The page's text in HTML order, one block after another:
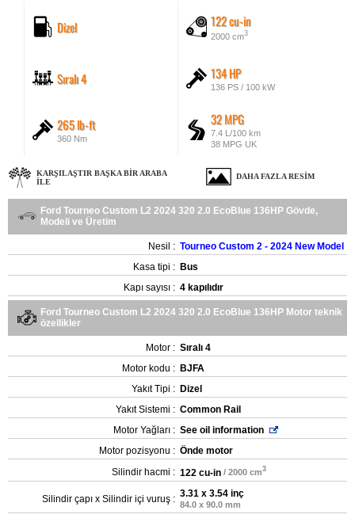
Dizel 122 cu-in
2000 cm3
Sıralı 4 134 HP
136 PS / 100 kW
265 lb-ft
360 Nm
32 MPG
7.4 L/100 km
38 MPG UK
KARŞILAŞTIR BAŞKA BIR ARABA
ILE
DAHA FAZLA RESIM
Ford Tourneo Custom L2 2024 320 2.0 EcoBlue 136HP Gövde,
Modeli ve Üretim
Nesil : Tourneo Custom 2 - 2024 New Model
Kasa tipi : Bus
Kapı sayısı : 4 kapılıdır
Ford Tourneo Custom L2 2024 320 2.0 EcoBlue 136HP Motor teknik
özellikler
Motor : Sıralı 4
Motor kodu : BJFA
Yakıt Tipi : Dizel
Yakıt Sistemi : Common Rail
Motor Yağları : See oil information
Motor pozisyonu : Önde motor
Silindir hacmi : 122 cu-in / 2000 cm3
Silindir çapı x Silindir içi vuruş : 3.31 x 3.54 inç
84.0 x 90.0 mm